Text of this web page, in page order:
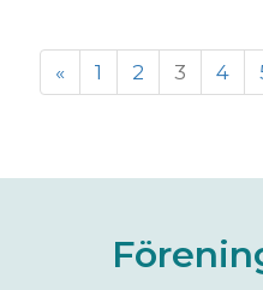
« 1 2 3 4